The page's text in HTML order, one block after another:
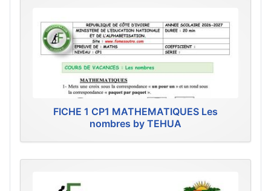
FICHE 1 CP1 MATHEMATIQUES Les
nombres by TEHUA